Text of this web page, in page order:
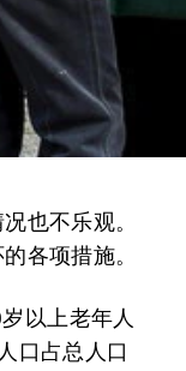
也不乐观。
各项措施。
以上老年人
口占总人口